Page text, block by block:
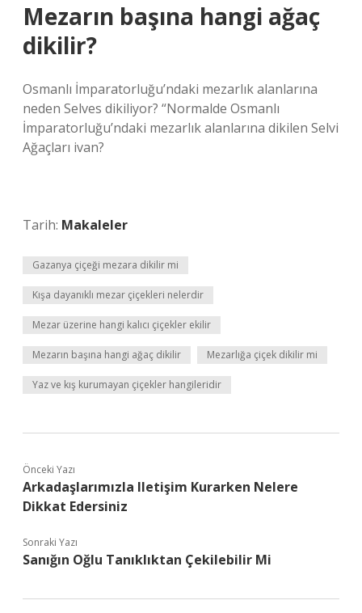
Mezarın başına hangi ağaç
dikilir?
Osmanlı İmparatorluğu’ndaki mezarlık alanlarına
neden Selves dikiliyor? “Normalde Osmanlı
İmparatorluğu’ndaki mezarlık alanlarına dikilen Selvi
Ağaçları ivan?
Tarih: Makaleler
Gazanya çiçeği mezara dikilir mi
Kışa dayanıklı mezar çiçekleri nelerdir
Mezar üzerine hangi kalıcı çiçekler ekilir
Mezarın başına hangi ağaç dikilir Mezarlığa çiçek dikilir mi
Yaz ve kış kurumayan çiçekler hangileridir
Önceki Yazı
Arkadaşlarımızla Iletişim Kurarken Nelere
Dikkat Edersiniz
Sonraki Yazı
Sanığın Oğlu Tanıklıktan Çekilebilir Mi